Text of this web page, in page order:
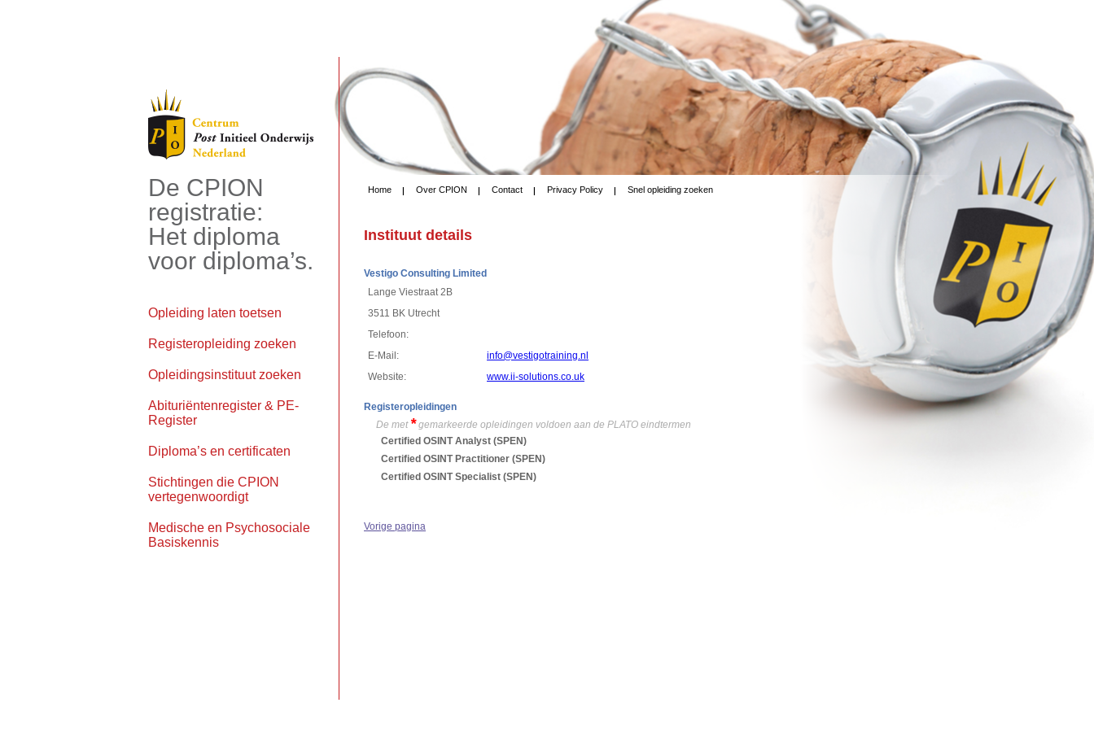
De CPION
registratie:
Het diploma
voor diploma’s.
Opleiding laten toetsen
Registeropleiding zoeken
Opleidingsinstituut zoeken
Abituriëntenregister & PE-
Register
Diploma’s en certificaten
Stichtingen die CPION
vertegenwoordigt
Medische en Psychosociale
Basiskennis
Home Over CPION Contact Privacy Policy Snel opleiding zoeken
Instituut details
Vestigo Consulting Limited
Lange Viestraat 2B
3511 BK Utrecht
Telefoon:
E-Mail:
info@vestigotraining.nl
Website:
www.ii-solutions.co.uk
Registeropleidingen
De met *gemarkeerde opleidingen voldoen aan de PLATO eindtermen
Certified OSINT Analyst (SPEN)
Certified OSINT Practitioner (SPEN)
Certified OSINT Specialist (SPEN)
Vorige pagina